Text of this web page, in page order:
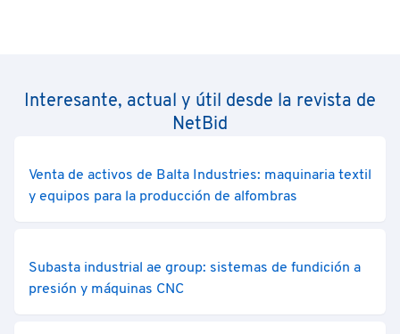
Interesante, actual y útil desde la revista de
NetBid
Venta de activos de Balta Industries: maquinaria textil
y equipos para la producción de alfombras
Subasta industrial ae group: sistemas de fundición a
presión y máquinas CNC